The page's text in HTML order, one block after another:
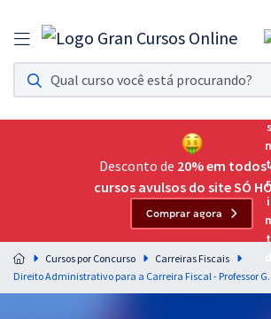
Assinatura Ilimitada 11
Acesso a todos os cursos. Teste grátis por 7 dias!
Assinatura OAB Até Passar
Acesso ilimitado a toda preparação para o Exame da
Residências Multiprofissionais
Preparação completa e intensiva para as principais
residências em saúde do Brasil
Desconto de 20% em todos
cursos avulsos do site SÓ
Comprar agora
Cursos por Concurso
Carreiras Fiscais
Direito